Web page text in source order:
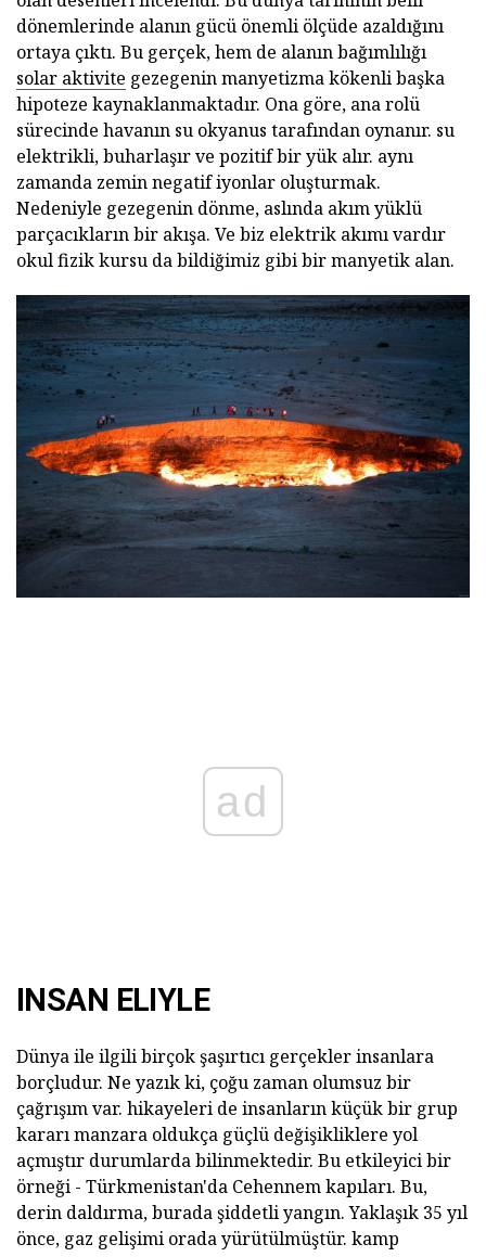
dönemlerinde alanın gücü önemli ölçüde azaldığını
ortaya çıktı. Bu gerçek, hem de alanın bağımlılığı
solar aktivite gezegenin manyetizma kökenli başka
hipoteze kaynaklanmaktadır. Ona göre, ana rolü
sürecinde havanın su okyanus tarafından oynanır. su
elektrikli, buharlaşır ve pozitif bir yük alır. aynı
zamanda zemin negatif iyonlar oluşturmak.
Nedeniyle gezegenin dönme, aslında akım yüklü
parçacıkların bir akışa. Ve biz elektrik akımı vardır
okul fizik kursu da bildiğimiz gibi bir manyetik alan.
ad
INSAN ELIYLE
Dünya ile ilgili birçok şaşırtıcı gerçekler insanlara
borçludur. Ne yazık ki, çoğu zaman olumsuz bir
çağrışım var. hikayeleri de insanların küçük bir grup
kararı manzara oldukça güçlü değişikliklere yol
açmıştır durumlarda bilinmektedir. Bu etkileyici bir
örneği - Türkmenistan'da Cehennem kapıları. Bu,
derin daldırma, burada şiddetli yangın. Yaklaşık 35 yıl
önce, gaz gelişimi orada yürütülmüştür. kamp